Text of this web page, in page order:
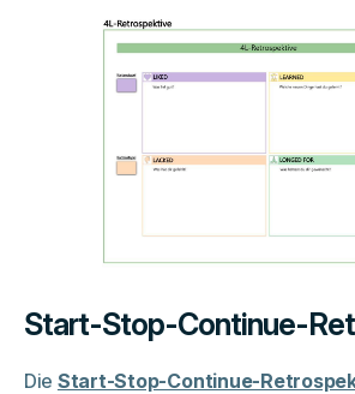
Start-Stop-Continue-
Die Start-Stop-Continue-